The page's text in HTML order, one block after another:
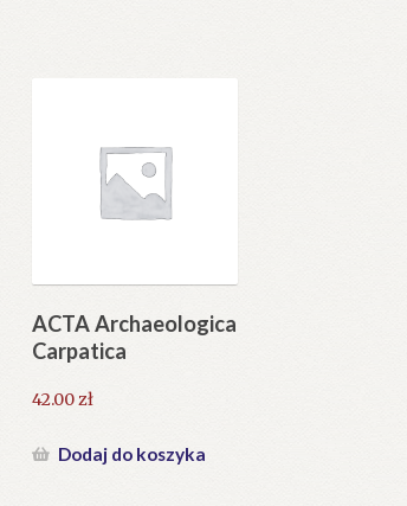
ACTA Archaeologica
Carpatica
42.00zł
Dodaj do koszyka